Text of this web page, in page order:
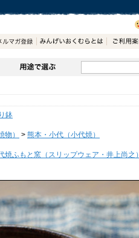
鉢
物） > 熊本・小代（小代焼）
焼ふもと窯（スリップウェア・井上尚之）